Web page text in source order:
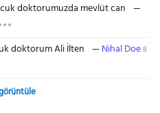
doktorumuzda mevlüt can
doktorum Ali İlten Nihal Doe8